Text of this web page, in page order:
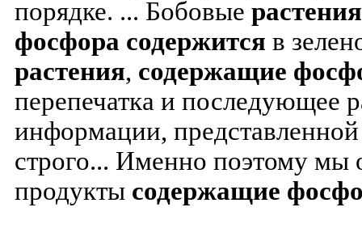
порядке. ... Бобовые растения
фосфора содержится в
растения, содержащие
перепечатка и последующее
информации,
строго... Именно поэтому мы
продукты содержащие